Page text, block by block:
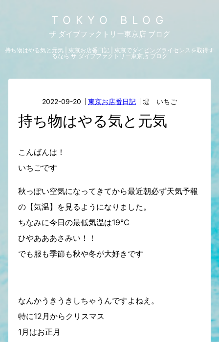
TOKYO BLOG
ザ ダイブファクトリー東京店 ブログ
持ち物はやる気と元気 | 東京お店番日記 | 東京でダイビングライセンスを取得す
るなら ザ ダイブファクトリー東京店 ブログ
2022-09-20 東京お店番日記 堤 いちご
持ち物はやる気と元気
こんばんは！
いちごです
秋っぽい空気になってきてから最近朝必ず天気予報
の【気温】を見るようになりました。
ちなみに今日の最低気温は19℃
ひやあああさみい！！
でも服も季節も秋や冬が大好きです
なんかうきうきしちゃうんですよねえ。
特に12月からクリスマス
1月はお正月